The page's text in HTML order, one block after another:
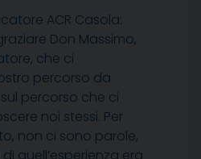
ACR Casola:
Don Massimo,
che ci
percorso da
percorso che ci
noi stessi. Per
non ci sono parole,
quell’esperienza era